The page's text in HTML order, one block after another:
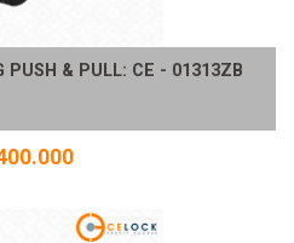
PUSH & PULL: CE - 01313ZB